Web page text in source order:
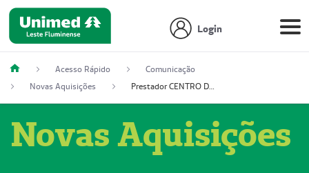
Login
Acesso Rápido
Comunicação
Novas Aquisições
Prestador CENTRO DE ONCOLOGIA
Novas Aquisições